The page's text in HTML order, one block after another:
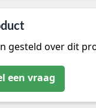
gesteld over dit
een vraag